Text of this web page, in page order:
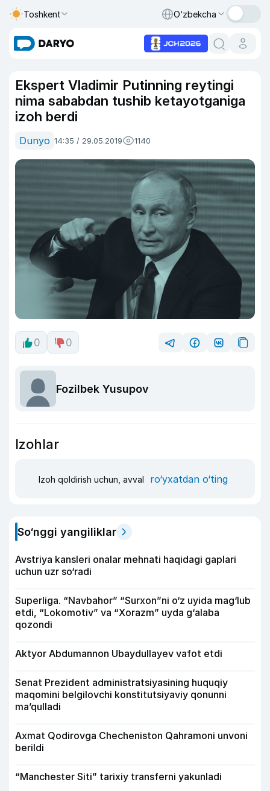
Toshkent O‘zbekcha
Ekspert Vladimir Putinning reytingi
nima sababdan tushib ketayotganiga
izoh berdi
Dunyo 14:35 / 29.05.2019 1140
0 0
Fozilbek Yusupov
Izohlar
Izoh qoldirish uchun, avval ro‘yxatdan o‘ting
So‘nggi yangiliklar
Avstriya kansleri onalar mehnati haqidagi gaplari
uchun uzr so‘radi
Superliga. “Navbahor” “Surxon”ni o‘z uyida mag‘lub
etdi, “Lokomotiv” va “Xorazm” uyda g‘alaba
qozondi
Aktyor Abdu­mannon Ubaydullayev vafot etdi
Senat Prezident administratsiyasining huquqiy
maqomini belgilovchi konstitutsiyaviy qonunni
ma’qulladi
Axmat Qodirovga Checheniston Qahramoni unvoni
berildi
“Manchester Siti” tarixiy transferni yakunladi